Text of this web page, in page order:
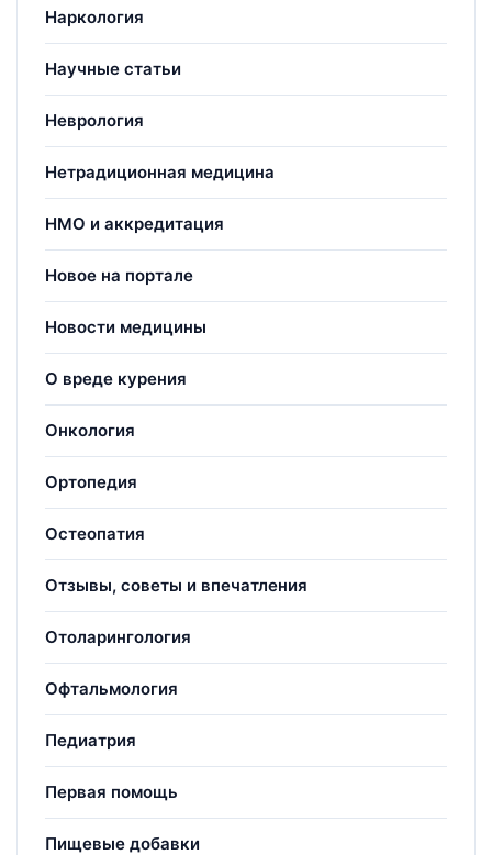
Наркология
Научные статьи
Неврология
Нетрадиционная медицина
НМО и аккредитация
Новое на портале
Новости медицины
О вреде курения
Онкология
Ортопедия
Остеопатия
Отзывы, советы и впечатления
Отоларингология
Офтальмология
Педиатрия
Первая помощь
Пищевые добавки